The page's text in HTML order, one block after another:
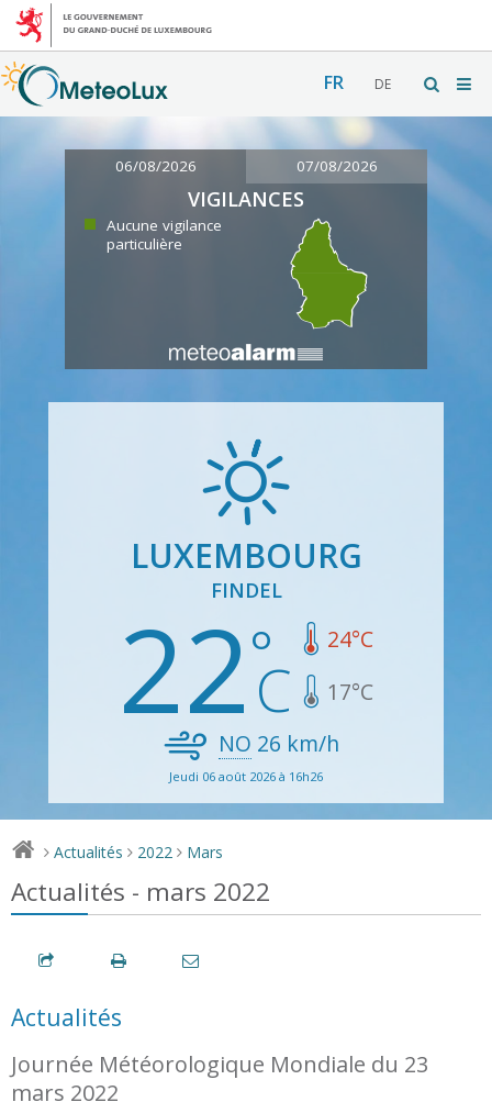
FR DE
06/08/2026 07/08/2026
VIGILANCES
Aucune vigilance
particulière
LUXEMBOURG
FINDEL
22 24°C
17°C
NO 26 km/h
Jeudi 06 août 2026 à 16h26
> Actualités > 2022 > Mars
Actualités - mars 2022
Actualités
Journée Météorologique Mondiale du 23
mars 2022